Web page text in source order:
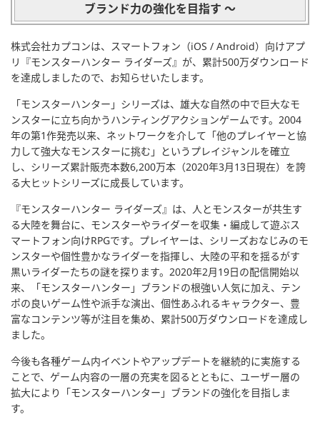
ブランド力の強化を目指す ～
株式会社カプコンは、スマートフォン（iOS / Android）向けアプ
リ『モンスターハンター ライダーズ』が、累計500万ダウンロード
を達成しましたので、お知らせいたします。
「モンスターハンター」シリーズは、雄大な自然の中で巨大なモ
ンスターに立ち向かうハンティングアクションゲームです。2004
年の第1作発売以来、ネットワークを介して「他のプレイヤーと協
力して強大なモンスターに挑む」というプレイジャンルを確立
し、シリーズ累計販売本数6,200万本（2020年3月13日現在）を誇
る大ヒットシリーズに成長しています。
『モンスターハンター ライダーズ』は、人とモンスターが共生す
る大陸を舞台に、モンスターやライダーを収集・編成して遊ぶス
マートフォン向けRPGです。プレイヤーは、シリーズおなじみのモ
ンスターや個性豊かなライダーを指揮し、大陸の平和を揺るがす
黒いライダーたちの謎を探ります。2020年2月19日の配信開始以
来、「モンスターハンター」ブランドの根強い人気に加え、テン
ポの良いゲーム性や派手な演出、個性あふれるキャラクター、豊
富なコンテンツ等が注目を集め、累計500万ダウンロードを達成し
ました。
今後も各種ゲーム内イベントやアップデートを継続的に実施する
ことで、ゲーム内容の一層の充実を図るとともに、ユーザー層の
拡大により「モンスターハンター」ブランドの強化を目指しま
す。